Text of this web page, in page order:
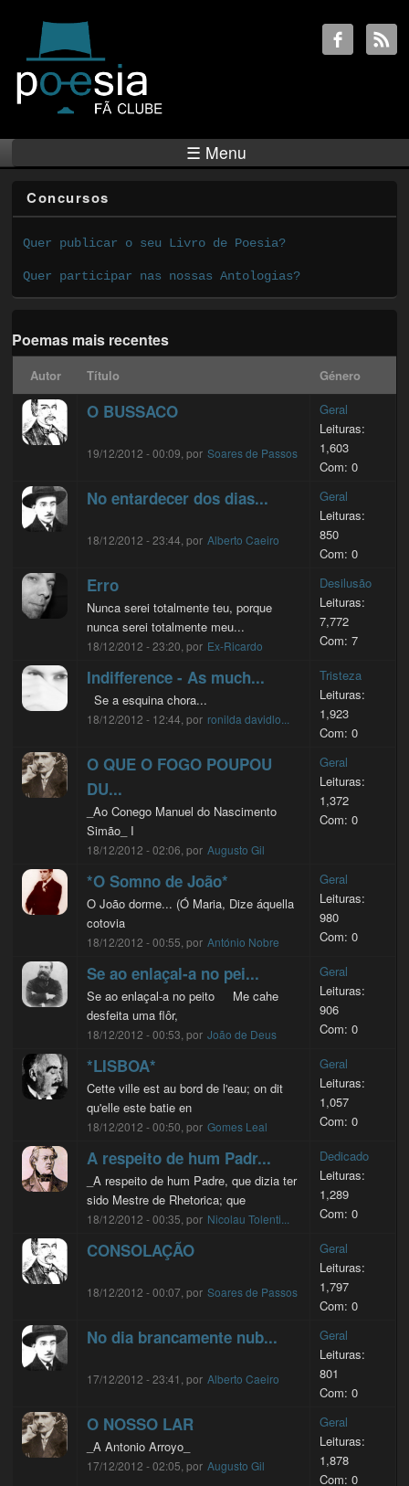
☰ Menu
Concursos
Quer publicar o seu Livro de Poesia?
Quer participar nas nossas Antologias?
Poemas mais recentes
Autor Título Género
O BUSSACO
19/12/2012 - 00:09, por Soares de Passos
Geral
Leituras:
1,603
Com: 0
No entardecer dos dias...
18/12/2012 - 23:44, por Alberto Caeiro
Geral
Leituras:
850
Com: 0
Erro
Nunca serei totalmente teu, porque
nunca serei totalmente meu...
18/12/2012 - 23:20, por Ex-Ricardo
Desilusão
Leituras:
7,772
Com: 7
Indifference - As much...
Se a esquina chora...
18/12/2012 - 12:44, por ronilda davidlo...
Tristeza
Leituras:
1,923
Com: 0
O QUE O FOGO POUPOU
DU...
_Ao Conego Manuel do Nascimento
Simão_ I
18/12/2012 - 02:06, por Augusto Gil
Geral
Leituras:
1,372
Com: 0
*O Somno de João*
O João dorme... (Ó Maria, Dize áquella
cotovia
18/12/2012 - 00:55, por António Nobre
Geral
Leituras:
980
Com: 0
Se ao enlaçal-a no pei...
Se ao enlaçal-a no peito Me cahe
desfeita uma flôr,
18/12/2012 - 00:53, por João de Deus
Geral
Leituras:
906
Com: 0
*LISBOA*
Cette ville est au bord de l'eau; on dit
qu'elle este batie en
18/12/2012 - 00:50, por Gomes Leal
Geral
Leituras:
1,057
Com: 0
A respeito de hum Padr...
_A respeito de hum Padre, que dizia ter
sido Mestre de Rhetorica; que
18/12/2012 - 00:35, por Nicolau Tolenti...
Dedicado
Leituras:
1,289
Com: 0
CONSOLAÇÃO
18/12/2012 - 00:07, por Soares de Passos
Geral
Leituras:
1,797
Com: 0
No dia brancamente nub...
17/12/2012 - 23:41, por Alberto Caeiro
Geral
Leituras:
801
Com: 0
O NOSSO LAR
_A Antonio Arroyo_
17/12/2012 - 02:05, por Augusto Gil
Geral
Leituras:
1,878
Com: 0